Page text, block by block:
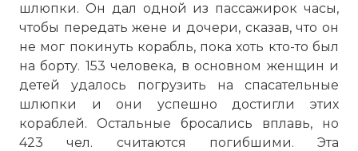
шлюпки. Он дал одной из пассажирок часы,
чтобы передать жене и дочери, сказав, что он
не мог покинуть корабль, пока хоть кто-то был
на борту. 153 человека, в основном женщин и
детей удалось погрузить на спасательные
шлюпки и они успешно достигли этих
кораблей. Остальные бросались вплавь, но
423 чел. считаются погибшими. Эта